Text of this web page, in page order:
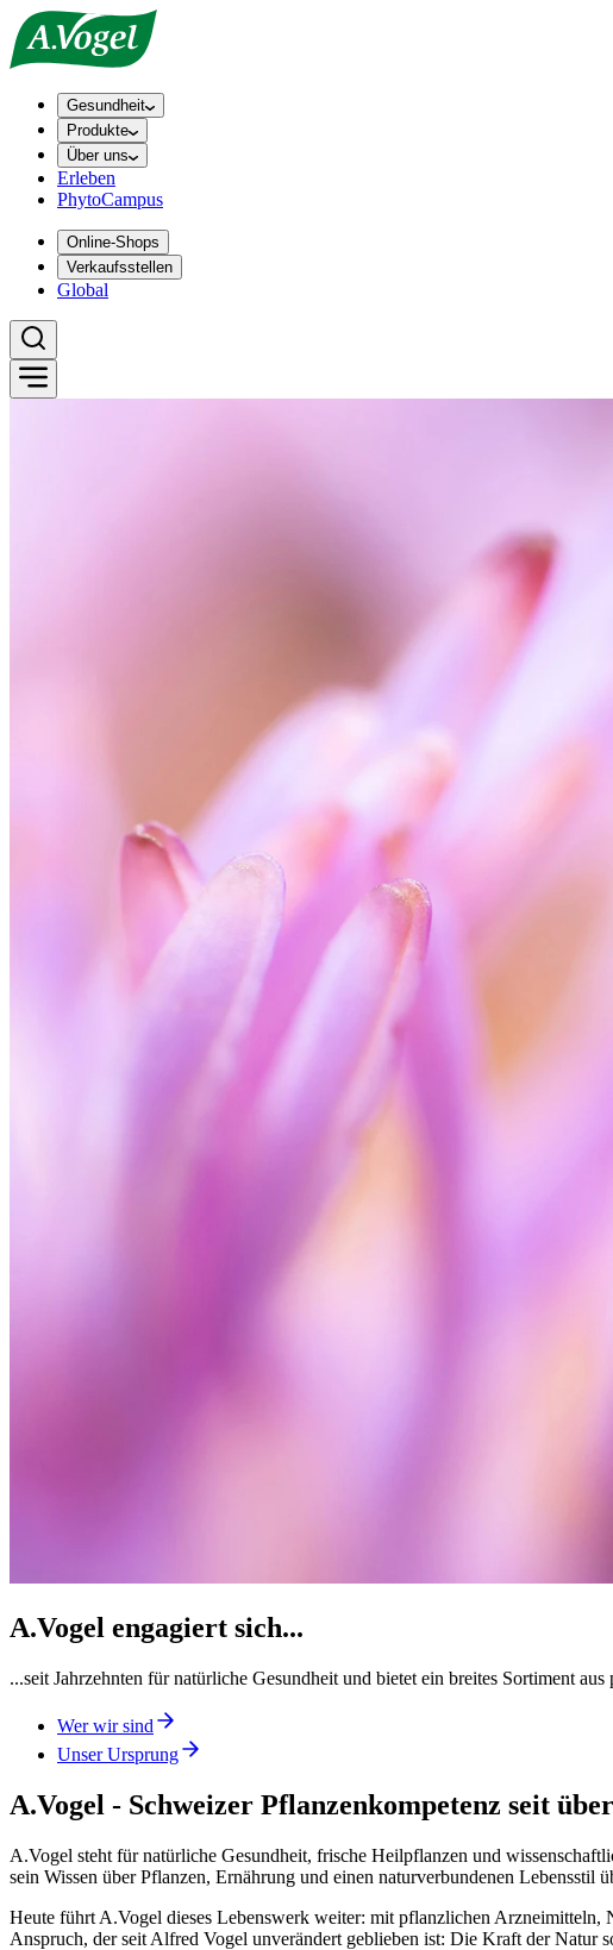
Gesundheit
Produkte
Über uns
Erleben
PhytoCampus
Online-Shops
Verkaufsstellen
Global
A.Vogel engagiert sich...
...seit Jahrzehnten für natürliche Gesundheit und bietet ein breites Sortiment
Wer wir sind
Unser Ursprung
A.Vogel - Schweizer Pflanzenkompetenz seit
A.Vogel steht für natürliche Gesundheit, frische Heilpflanzen und
sein Wissen über Pflanzen, Ernährung und einen naturverbundenen Lebensstil
Heute führt A.Vogel dieses Lebenswerk weiter: mit pflanzlichen Arzneimitteln,
Anspruch, der seit Alfred Vogel unverändert geblieben ist: Die Kraft der Natur